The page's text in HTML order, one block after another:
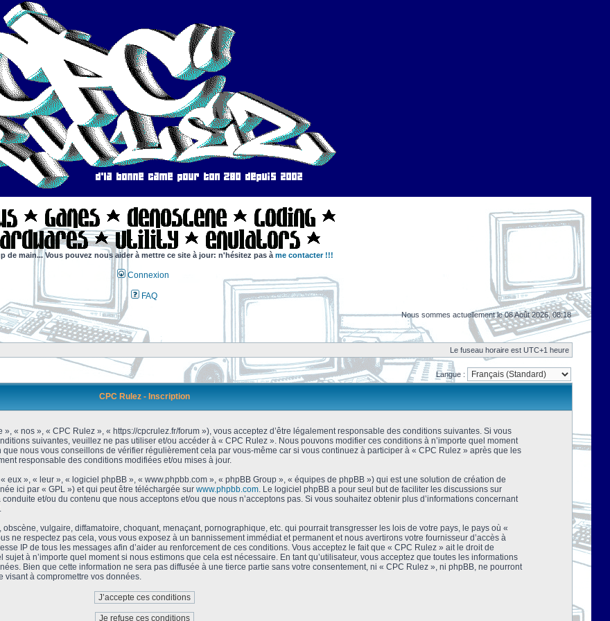
de main... Vous pouvez nous aider à mettre ce site à jour: n'hésitez pas à me contacter !!!
Connexion
FAQ
Nous sommes actuellement le 08 Août 2026, 08:18
Le fuseau horaire est UTC+1 heure
Langue :
CPC Rulez - Inscription
« nos », « CPC Rulez », « https://cpcrulez.fr/forum »), vous acceptez d’être légalement responsable des conditions suivantes. Si vous
suivantes, veuillez ne pas utiliser et/ou accéder à « CPC Rulez ». Nous pouvons modifier ces conditions à n’importe quel moment
nous vous conseillons de vérifier régulièrement cela par vous-même car si vous continuez à participer à « CPC Rulez » après que les
responsable des conditions modifiées et/ou mises à jour.
eux », « leur », « logiciel phpBB », « www.phpbb.com », « phpBB Group », « équipes de phpBB ») qui est une solution de création de
ici par « GPL ») et qui peut être téléchargée sur www.phpbb.com. Le logiciel phpBB a pour seul but de faciliter les discussions sur
et/ou du contenu que nous acceptons et/ou que nous n’acceptons pas. Si vous souhaitez obtenir plus d’informations concernant
vulgaire, diffamatoire, choquant, menaçant, pornographique, etc. qui pourrait transgresser les lois de votre pays, le pays où «
ne respectez pas cela, vous vous exposez à un bannissement immédiat et permanent et nous avertirons votre fournisseur d’accès à
IP de tous les messages afin d’aider au renforcement de ces conditions. Vous acceptez le fait que « CPC Rulez » ait le droit de
à n’importe quel moment si nous estimons que cela est nécessaire. En tant qu’utilisateur, vous acceptez que toutes les informations
Bien que cette information ne sera pas diffusée à une tierce partie sans votre consentement, ni « CPC Rulez », ni phpBB, ne pourront
visant à compromettre vos données.